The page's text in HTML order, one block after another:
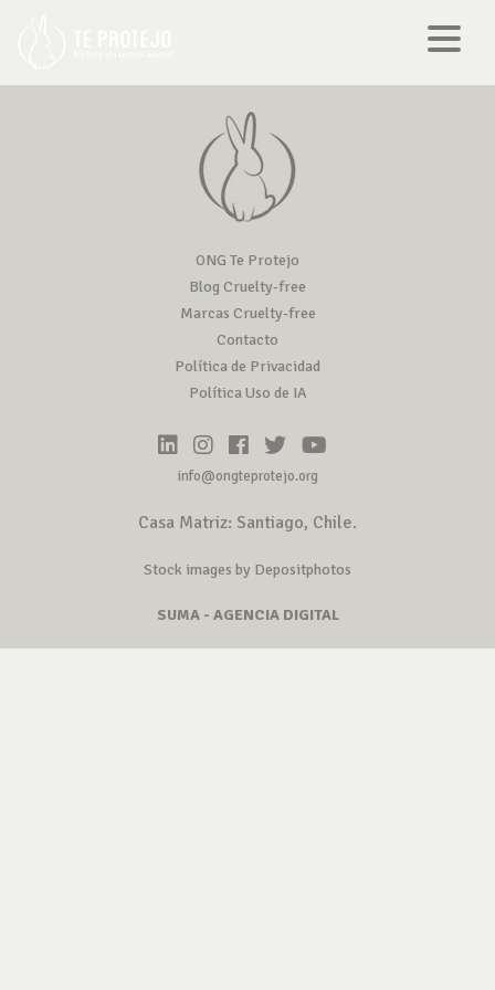
ONG Te Protejo
Blog Cruelty-free
Marcas Cruelty-free
Contacto
Política de Privacidad
Política Uso de IA
info@ongteprotejo.org
Casa Matriz: Santiago, Chile.
Stock images by Depositphotos
SUMA - AGENCIA DIGITAL